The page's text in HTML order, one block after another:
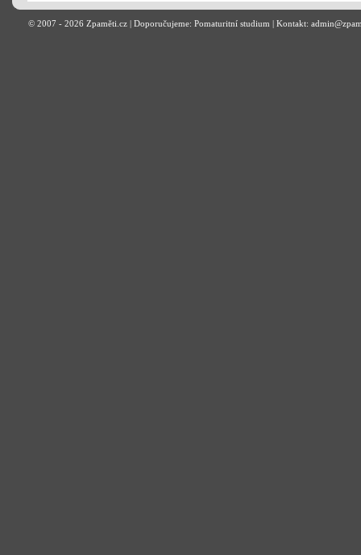
© 2007 - 2026 Zpaměti.cz | Doporučujeme: Pomaturitní studium | Kontakt: